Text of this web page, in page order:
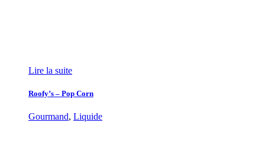
Lire la suite
Roofy’s – Pop Corn
Gourmand, Liquide